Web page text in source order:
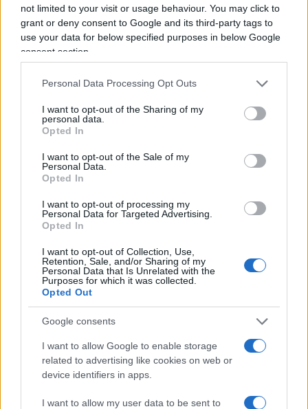
not limited to your visit or usage behaviour. You may click to
grant or deny consent to Google and its third-party tags to
use your data for below specified purposes in below Google
consent section.
Personal Data Processing Opt Outs
I want to opt-out of the Sharing of my
personal data.
Opted In
I want to opt-out of the Sale of my
Personal Data.
Opted In
I want to opt-out of processing my
Personal Data for Targeted Advertising.
Opted In
I want to opt-out of Collection, Use,
Retention, Sale, and/or Sharing of my
Personal Data that Is Unrelated with the
Purposes for which it was collected.
Opted Out
Google consents
I want to allow Google to enable storage
related to advertising like cookies on web or
device identifiers in apps.
I want to allow my user data to be sent to
Dalla puntata del 23 giugno 2020
#INPS #SPRECHI #STIPENDIO #TRIDICO
39
Vai all'archivio delle vignette